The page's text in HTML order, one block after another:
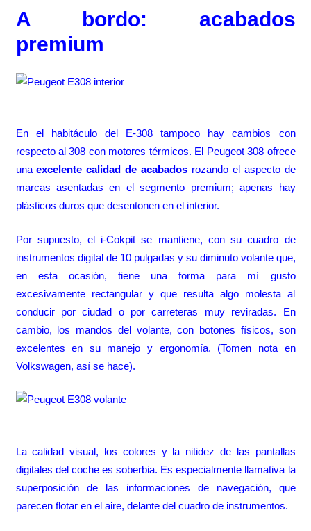
A bordo: acabados
premium
En el habitáculo del E-308 tampoco hay cambios con
respecto al 308 con motores térmicos. El Peugeot 308 ofrece
unaexcelente calidad de acabados rozando el aspecto de
marcas asentadas en el segmento premium; apenas hay
plásticos duros que desentonen en el interior.
Por supuesto, el i-Cokpit se mantiene, con su cuadro de
instrumentos digital de 10 pulgadas y su diminuto volante que,
en esta ocasión, tiene una forma para mí gusto
excesivamente rectangular y que resulta algo molesta al
conducir por ciudad o por carreteras muy reviradas. En
cambio, los mandos del volante, con botones físicos, son
excelentes en su manejo y ergonomía. (Tomen nota en
Volkswagen, así se hace).
La calidad visual, los colores y la nitidez de las pantallas
digitales del coche es soberbia. Es especialmente llamativa la
superposición de las informaciones de navegación, que
parecen flotar en el aire, delante del cuadro de instrumentos.